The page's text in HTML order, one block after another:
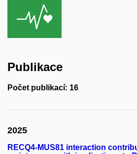
Publikace
Počet publikací: 16
2025
RECQ4-MUS81 interaction